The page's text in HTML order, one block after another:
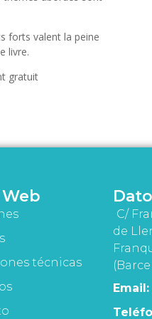
forts valent la peine
livre.
gratuit
técnicas
C/
de
Email: